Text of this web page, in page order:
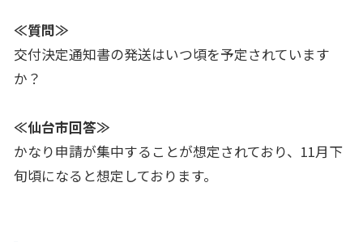
≪質問≫
交付決定通知書の発送はいつ頃を予定されています
か？
≪仙台市回答≫
かなり申請が集中することが想定されており、11月下
旬頃になると想定しております。